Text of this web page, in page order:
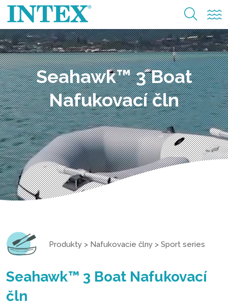
Seahawk™ 3 Boat
Nafukovací čln
Produkty > Nafukovacie člny > Sport series
Seahawk™ 3 Boat Nafukovací
čln